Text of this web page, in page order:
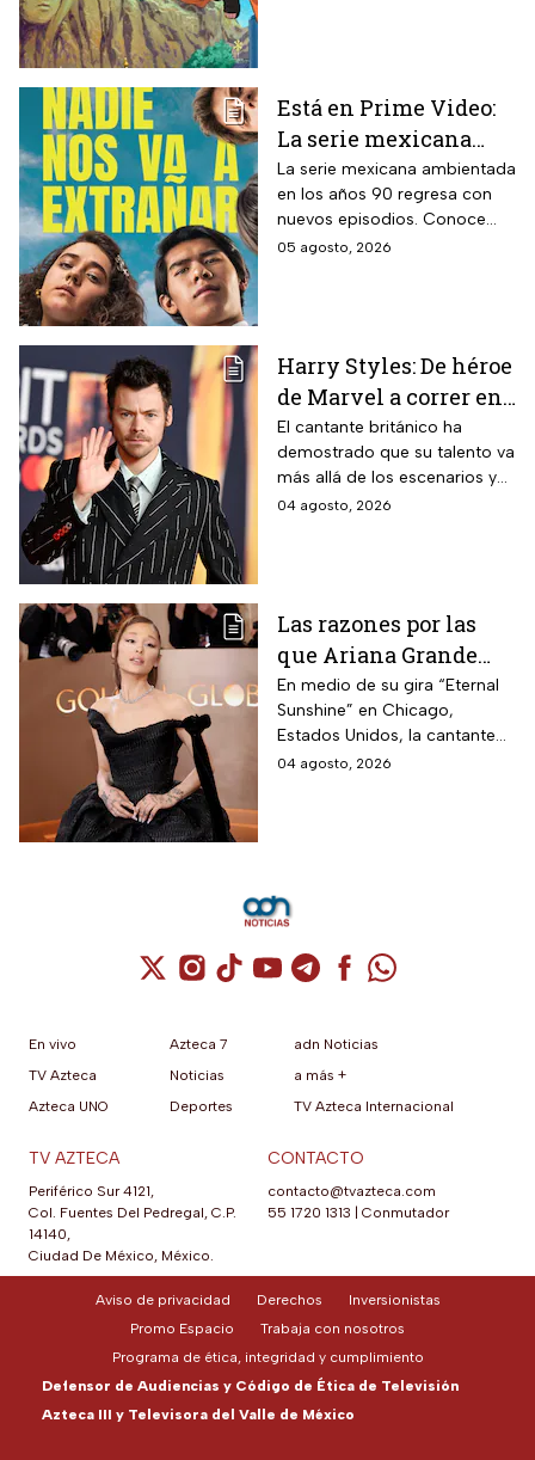
Está en Prime Video:
La serie mexicana
noventera de la que
todos están hablando
y que se ve en un fin
de semana
La serie mexicana ambientada
en los años 90 regresa con
nuevos episodios. Conoce
cuándo se estrena, qué
05 agosto, 2026
Harry Styles: De héroe
de Marvel a correr en
Chapultepec; las
apariciones del
cantante en el cine
El cantante británico ha
demostrado que su talento va
más allá de los escenarios y
ha llegado a la pantalla
04 agosto, 2026
Las razones por las
que Ariana Grande
hará una pausa en su
carrera
En medio de su gira “Eternal
Sunshine” en Chicago,
Estados Unidos, la cantante
informó a sus fanáticos que
04 agosto, 2026
Cuenta de X / Twitter (se abre en una
Cuenta de Instagram (se abre en una
Cuenta de TikTok (se abre en
Cuenta de YouTube (se abre
Cuenta de Telegram (se
Cuenta de
Cuenta de
En vivo
TV Azteca
Azteca UNO
Azteca 7
Noticias
Deportes
adn Noticias
a más +
TV Azteca Internacional
TV AZTECA
Periférico Sur 4121,
Col. Fuentes Del Pedregal, C.P.
14140,
Ciudad De México, México.
CONTACTO
contacto@tvazteca.com
55 1720 1313
Conmutador
Aviso de privacidad Derechos
Inversionistas
Promo Espacio
Trabaja con nosotros
Programa de ética, integridad y cumplimiento
Defensor de Audiencias y Código de Ética de Televisión
Azteca III y Televisora del Valle de México